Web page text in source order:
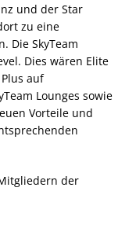
und der Star
zu eine
Die SkyTeam
Dies wären Elite
auf
Lounges sowie
Vorteile und
der